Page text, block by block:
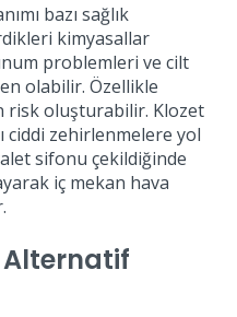
bazı sağlık
kimyasallar
problemleri ve cilt
olabilir. Özellikle
risk oluşturabilir. Klozet
ciddi zehirlenmelere yol
sifonu çekildiğinde
iç mekan hava
Alternatif